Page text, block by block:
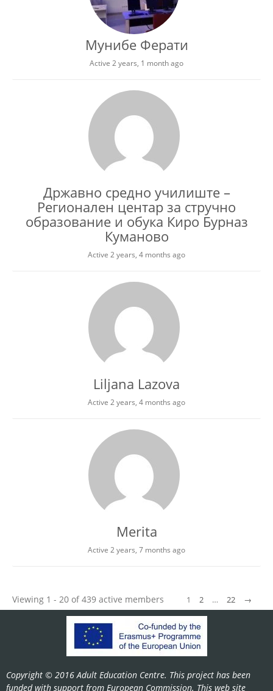
Мунибе Ферати
Active 2 years, 1 month ago
Државно средно училиште –
Регионален центар за стручно
образование и обука Киро Бурназ
Куманово
Active 2 years, 4 months ago
Liljana Lazova
Active 2 years, 4 months ago
Merita
Active 2 years, 7 months ago
Viewing 1 - 20 of 439 active members 1 2 … 22 →
Copyright © 2016 Adult Education Centre. This project has been
funded with support from European Commission. This web site